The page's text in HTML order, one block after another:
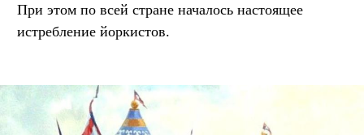
При этом по всей стране началось настоящее
истребление йоркистов.